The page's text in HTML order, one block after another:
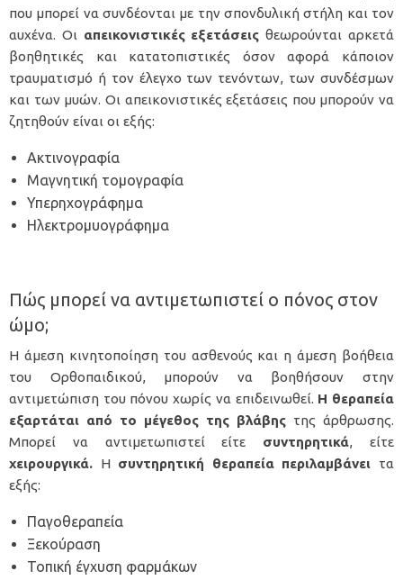
που μπορεί να συνδέονται με την σπονδυλική στήλη και τον
αυχένα. Οι απεικονιστικές εξετάσεις θεωρούνται αρκετά
βοηθητικές και κατατοπιστικές όσον αφορά κάποιον
τραυματισμό ή τον έλεγχο των τενόντων, των συνδέσμων
και των μυών. Οι απεικονιστικές εξετάσεις που μπορούν να
ζητηθούν είναι οι εξής:
Ακτινογραφία
Μαγνητική τομογραφία
Υπερηχογράφημα
Ηλεκτρομυογράφημα
Πώς μπορεί να αντιμετωπιστεί ο πόνος στον
ώμο;
Η άμεση κινητοποίηση του ασθενούς και η άμεση βοήθεια
του Ορθοπαιδικού, μπορούν να βοηθήσουν στην
αντιμετώπιση του πόνου χωρίς να επιδεινωθεί. Η θεραπεία
εξαρτάται από το μέγεθος της βλάβης της άρθρωσης.
Μπορεί να αντιμετωπιστεί είτε συντηρητικά, είτε
χειρουργικά. Η συντηρητική θεραπεία περιλαμβάνει τα
εξής:
Παγοθεραπεία
Ξεκούραση
Τοπική έγχυση φαρμάκων